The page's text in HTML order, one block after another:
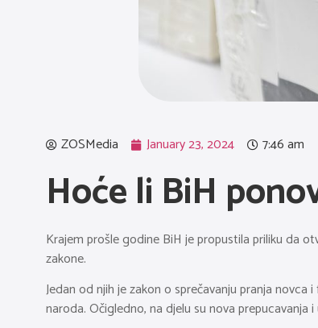
ZOSMedia January 23, 2024 7:46 am
Hoće li BiH
Krajem prošle godine BiH je propustila priliku da
zakone.
Jedan od njih je zakon o sprečavanju pranja
naroda. Očigledno, na djelu su nova prepucavanja i